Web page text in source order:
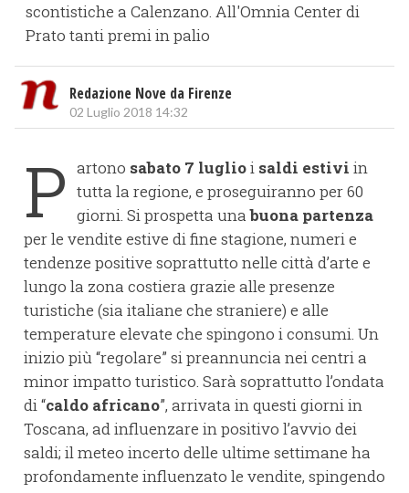
scontistiche a Calenzano. All'Omnia Center di
Prato tanti premi in palio
Redazione Nove da Firenze
02 Luglio 2018 14:32
P artono sabato 7 luglioi saldi estivi in
tutta la regione, e proseguiranno per 60
giorni. Si prospetta unabuona partenza
per le vendite estive di fine stagione, numeri e
tendenze positive soprattutto nelle città d’arte e
lungo la zona costiera grazie alle presenze
turistiche (sia italiane che straniere) e alle
temperature elevate che spingono i consumi. Un
inizio più “regolare” si preannuncia nei centri a
minor impatto turistico. Sarà soprattutto l’ondata
di “caldo africano”, arrivata in questi giorni in
Toscana, ad influenzare in positivo l’avvio dei
saldi; il meteo incerto delle ultime settimane ha
profondamente influenzato le vendite, spingendo